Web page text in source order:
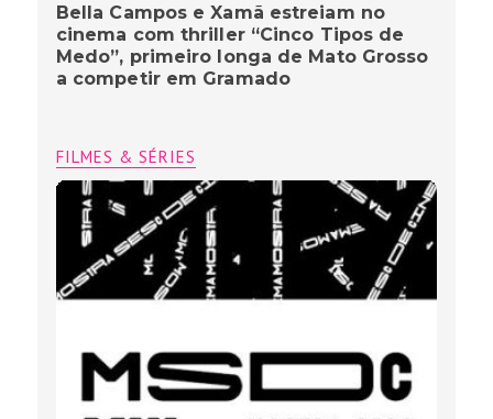
Bella Campos e Xamã estreiam no
cinema com thriller “Cinco Tipos de
Medo”, primeiro longa de Mato Grosso
a competir em Gramado
FILMES & SÉRIES